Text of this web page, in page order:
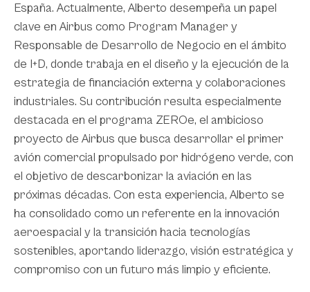
España. Actualmente, Alberto desempeña un papel
clave en Airbus como Program Manager y
Responsable de Desarrollo de Negocio en el ámbito
de I+D, donde trabaja en el diseño y la ejecución de la
estrategia de financiación externa y colaboraciones
industriales. Su contribución resulta especialmente
destacada en el programa ZEROe, el ambicioso
proyecto de Airbus que busca desarrollar el primer
avión comercial propulsado por hidrógeno verde, con
el objetivo de descarbonizar la aviación en las
próximas décadas. Con esta experiencia, Alberto se
ha consolidado como un referente en la innovación
aeroespacial y la transición hacia tecnologías
sostenibles, aportando liderazgo, visión estratégica y
compromiso con un futuro más limpio y eficiente.